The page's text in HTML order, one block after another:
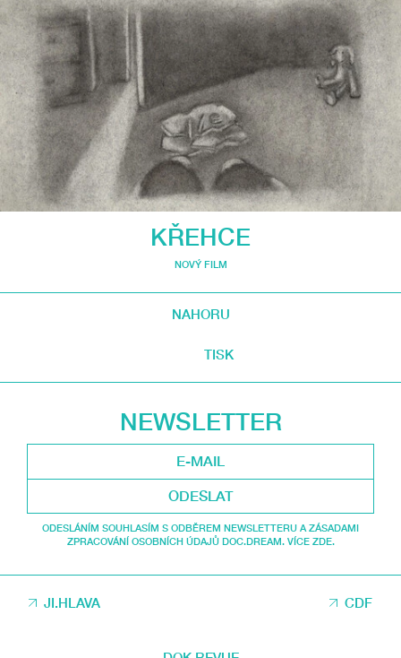
KŘEHCE
NOVÝ FILM
NAHORU
TISK
NEWSLETTER
ODESLAT
ODESLÁNÍM SOUHLASÍM S ODBĚREM NEWSLETTERU A ZÁSADAMI
ZPRACOVÁNÍ OSOBNÍCH ÚDAJŮ DOC.DREAM. VÍCE ZDE.
JI.HLAVA CDF